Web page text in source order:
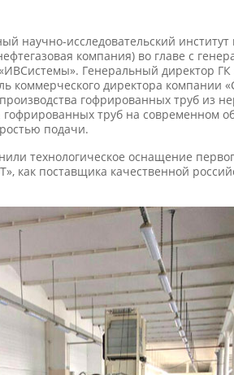
научно-исследовательский институт
компания) во главе с
Генеральный директор
коммерческого директора компании
гофрированных труб из
гофрированных труб на современном
подачи.
технологическое оснащение
как поставщика качественной